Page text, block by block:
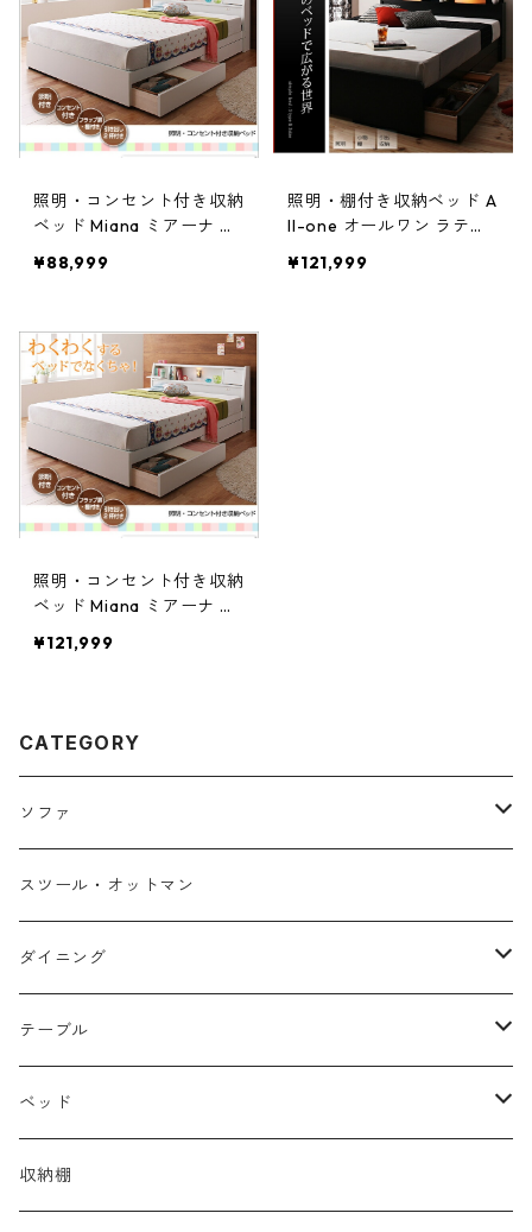
照明・コンセント付き収納
ベッド Miana ミアーナ 国
ス付き セミダブル
¥88,999
照明・棚付き収納ベッド A
ll-one オールワン ラテッ
ルマットレス付き セミダ
¥121,999
照明・コンセント付き収納
ベッド Miana ミアーナ ラ
コイルマットレス付き セ
¥121,999
CATEGORY
ソファ
１人掛け
２人掛け
３人掛け
カウチソファ
スツール・オットマン
ダイニング
チェア・ベンチ
テーブル
セット
テーブル
ローテーブル
サイドテーブル
ベッド
シングル
収納棚